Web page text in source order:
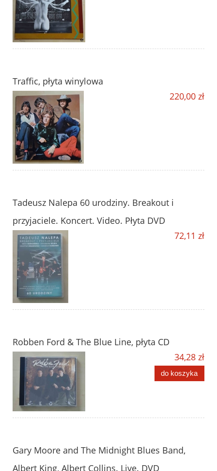
Traffic, płyta winylowa
220,00 zł
Tadeusz Nalepa 60 urodziny. Breakout i
przyjaciele. Koncert. Video. Płyta DVD
72,11 zł
Robben Ford & The Blue Line, płyta CD
34,28 zł
do koszyka
Gary Moore and The Midnight Blues Band,
Albert King, Albert Collins. Live. DVD